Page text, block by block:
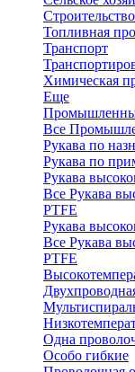
Строительство
Топливная
Транспорт
Химическая
Еще
Все
Рукава по
Рукава по
Рукава
Все Рукава
PTFE
Рукава
Все Рукава
PTFE
Одна
Особо гибкие